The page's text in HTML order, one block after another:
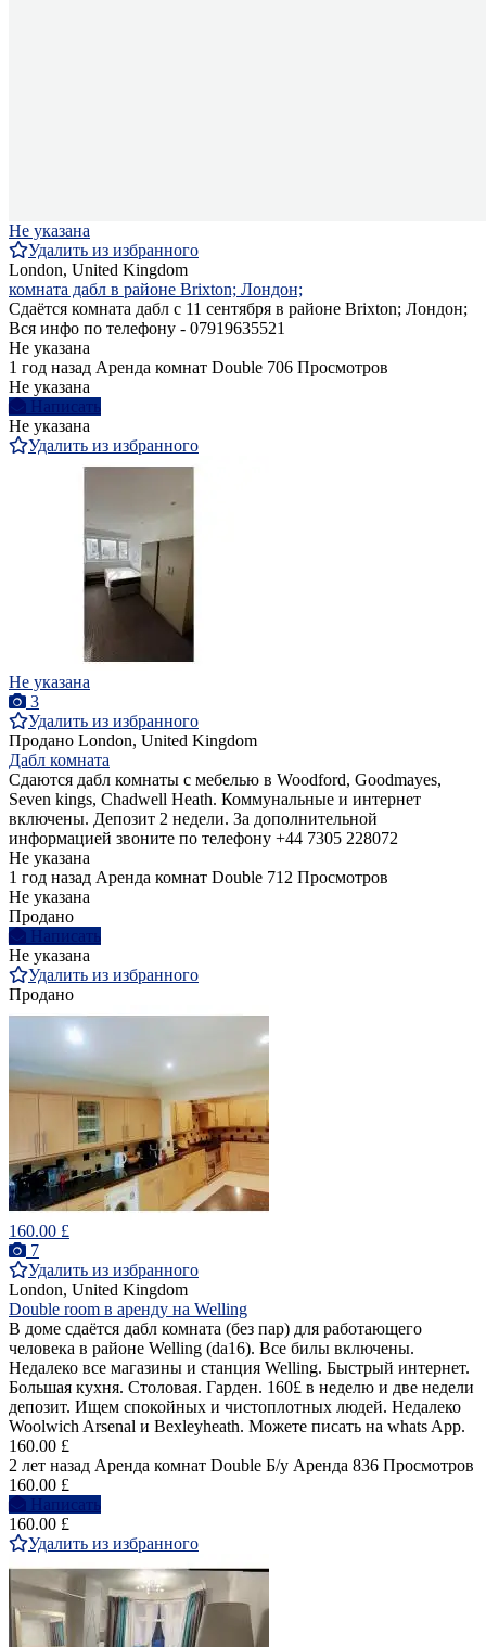
Не указана
Удалить из избранного
London, United Kingdom
комната дабл в районе Brixton; Лондон;
Сдаётся комната дабл с 11 сентября в районе Brixton; Лондон;
Вся инфо по телефону - 07919635521
Не указана
1 год назад Аренда комнат Double 706 Просмотров
Не указана
Написать
Не указана
Удалить из избранного
Не указана
3
Удалить из избранного
Продано London, United Kingdom
Дабл комната
Сдаются дабл комнаты с мебелью в Woodford, Goodmayes,
Seven kings, Chadwell Heath. Коммунальные и интернет
включены. Депозит 2 недели. За дополнительной
информацией звоните по телефону +44 7305 228072
Не указана
1 год назад Аренда комнат Double 712 Просмотров
Не указана
Продано
Написать
Не указана
Удалить из избранного
Продано
160.00 £
7
Удалить из избранного
London, United Kingdom
Double room в аренду на Welling
В доме сдаётся дабл комната (без пар) для работающего
человека в районе Welling (da16). Все билы включены.
Недалеко все магазины и станция Welling. Быстрый интернет.
Большая кухня. Столовая. Гарден. 160£ в неделю и две недели
депозит. Ищем спокойных и чистоплотных людей. Недалеко
Woolwich Arsenal и Bexleyheath. Можете писать на whats App.
160.00 £
2 лет назад Аренда комнат Double Б/у Аренда 836 Просмотров
160.00 £
Написать
160.00 £
Удалить из избранного